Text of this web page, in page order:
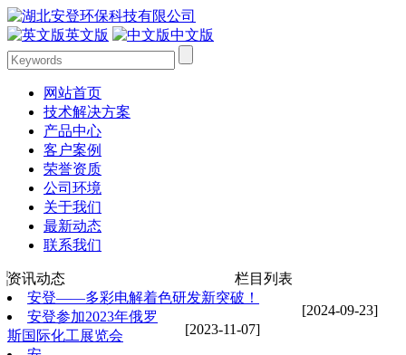
英文版 中文版
网站首页
技术解决方案
产品中心
客户案例
荣誉资质
公司环境
关于我们
最新动态
联系我们
资讯动态 栏目列表
[2024-09-23]
安登——多彩电解着色研发新突破！
[2023-11-07]
安登参加2023年俄罗
斯国际化工展览会